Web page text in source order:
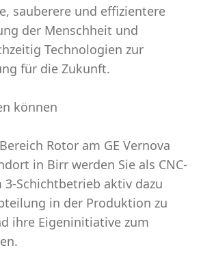
sauberere und effizientere
der Menschheit und
Technologien zur
für die Zukunft.
können
Rotor am GE Vernova
in Birr werden Sie als CNC-
3-Schichtbetrieb aktiv dazu
in der Produktion zu
ihre Eigeninitiative zum